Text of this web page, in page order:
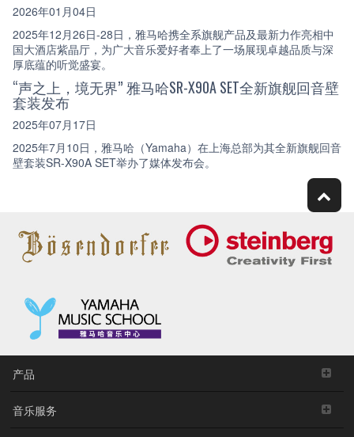
2026年01月04日
2025年12月26日-28日，雅马哈携全系旗舰产品及最新力作亮相中
国大酒店紫晶厅，为广大音乐爱好者奉上了一场展现卓越品质与深
厚底蕴的听觉盛宴。
“声之上，境无界” 雅马哈SR-X90A SET全新旗舰回音壁
套装发布
2025年07月17日
2025年7月10日，雅马哈（Yamaha）在上海总部为其全新旗舰回音
壁套装SR-X90A SET举办了媒体发布会。
产品
音乐服务